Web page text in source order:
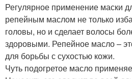
Регулярное применение маски
репейным маслом не только
головы, но и сделает волосы
здоровыми. Репейное масло –
для борьбы с сухостью кожи.
Чуть подогретое масло